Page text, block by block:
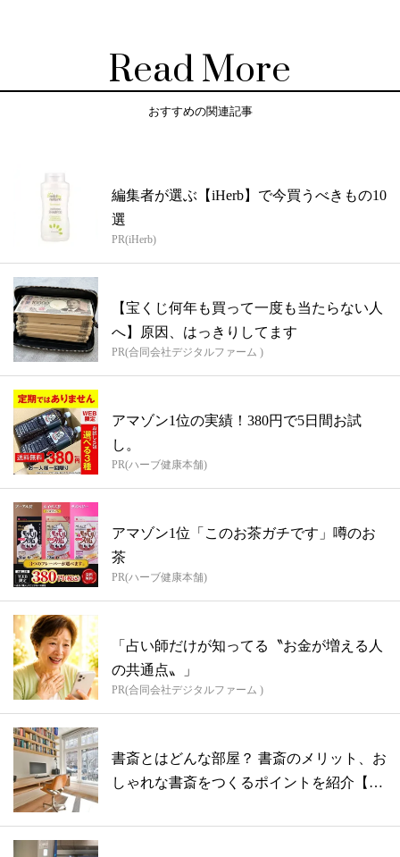
Read More
おすすめの関連記事
編集者が選ぶ【iHerb】で今買うべきもの10
選
PR(iHerb)
【宝くじ何年も買って一度も当たらない人
へ】原因、はっきりしてます
PR(合同会社デジタルファーム )
アマゾン1位の実績！380円で5日間お試
し。
PR(ハーブ健康本舗)
アマゾン1位「このお茶ガチです」噂のお
茶
PR(ハーブ健康本舗)
「占い師だけが知ってる〝お金が増える人
の共通点〟」
PR(合同会社デジタルファーム )
書斎とはどんな部屋？ 書斎のメリット、お
しゃれな書斎をつくるポイントを紹介【専